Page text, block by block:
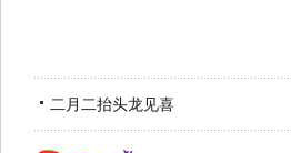
二月二抬头龙见喜